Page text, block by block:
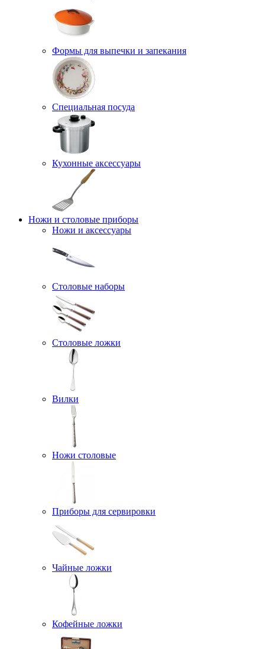
Формы для выпечки и запекания
Специальная посуда
Кухонные аксессуары
Ножи и столовые приборы
Ножи и аксессуары
Столовые наборы
Столовые ложки
Вилки
Ножи столовые
Приборы для сервировки
Чайные ложки
Кофейные ложки